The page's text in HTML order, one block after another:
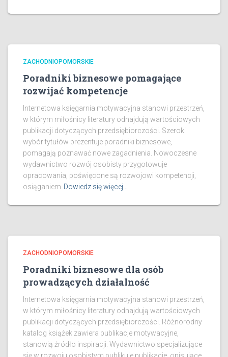
ZACHODNIOPOMORSKIE
Poradniki biznesowe pomagające
rozwijać kompetencje
Internetowa księgarnia motywacyjna stanowi przestrzeń,
w którym miłośnicy literatury odnajdują wartościowych
publikacji dotyczących przedsiębiorczości. Szeroki
wybór tytułów prezentuje poradniki biznesowe,
pomagają poznawać nowe zagadnienia. Nowoczesne
wydawnictwo rozwój osobisty przygotowuje
opracowania, poświęcone są rozwojowi kompetencji,
osiąganiem Dowiedz się więcej…
ZACHODNIOPOMORSKIE
Poradniki biznesowe dla osób
prowadzących działalność
Internetowa księgarnia motywacyjna stanowi przestrzeń,
w którym miłośnicy literatury odnajdują wartościowych
publikacji dotyczących przedsiębiorczości. Różnorodny
katalog książek zawiera publikacje motywacyjne,
stanowią źródło inspiracji. Wydawnictwo specjalizujące